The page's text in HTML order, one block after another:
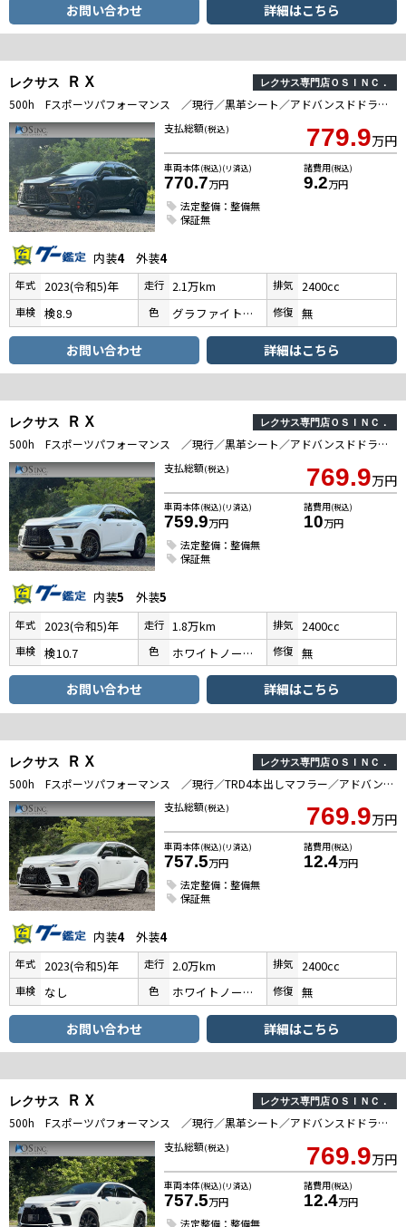
お問い合わせ 詳細はこちら
レクサス ＲＸ レクサス専門店ＯＳＩＮＣ．
500h Fスポーツパフォーマンス ／現行／黒革シート／アドバンスドドライブ／マークレビンソン／パノラマルーフ／全周囲カメラ／衝突軽減／レーダークルーズコントロール／コーナーセンサー／BSM／ハンドルヒーター／シートヒーター・エアコン
支払総額(税込) 779.9万円
車両本体(税込)(リ済込)
770.7万円
諸費用(税込)
9.2万円
法定整備：整備無
保証無
内装4外装4
年式 2023(令和5)年 走行 2.1万km 排気 2400cc
車検 検8.9 色 グラファイトブラックガラスフレーク 修復 無
お問い合わせ 詳細はこちら
レクサス ＲＸ レクサス専門店ＯＳＩＮＣ．
500h Fスポーツパフォーマンス ／現行／黒革シート／アドバンスドドライブ／パノラマルーフ／全周囲カメラ／衝突軽減／レーダークルーズ／コーナーセンサー／BSM／ハンドルヒーター／シートヒーター・エアコン／パワーシート／シートメモリ
支払総額(税込) 769.9万円
車両本体(税込)(リ済込)
759.9万円
諸費用(税込)
10万円
法定整備：整備無
保証無
内装5 外装5
年式 2023(令和5)年 走行 1.8万km 排気 2400cc
車検 検10.7 色 ホワイトノーヴァガラスフレーク 修復 無
お問い合わせ 詳細はこちら
レクサス ＲＸ レクサス専門店ＯＳＩＮＣ．
500h Fスポーツパフォーマンス ／現行／TRD4本出しマフラー／アドバンスドドライブ／パノラマルーフ／全周囲カメラ／衝突軽減／レーダークルーズ／コーナーセンサー／BSM／ハンドルヒーター／シートヒーター・エアコン／電動リアゲート
支払総額(税込) 769.9万円
車両本体(税込)(リ済込)
757.5万円
諸費用(税込)
12.4万円
法定整備：整備無
保証無
内装4外装4
年式 2023(令和5)年 走行 2.0万km 排気 2400cc
車検 なし 色 ホワイトノーヴァガラスフレーク 修復 無
お問い合わせ 詳細はこちら
レクサス ＲＸ レクサス専門店ＯＳＩＮＣ．
500h Fスポーツパフォーマンス ／現行／黒革シート／アドバンスドドライブ／パノラマルーフ／衝突軽減／全周囲カメラ／レーダークルーズコントロール／コーナーセンサ／BSM／ハンドルヒーター／シートヒーター・エアコン／パワーシート／ETC
支払総額(税込) 769.9万円
車両本体(税込)(リ済込)
757.5万円
諸費用(税込)
12.4万円
法定整備：整備無